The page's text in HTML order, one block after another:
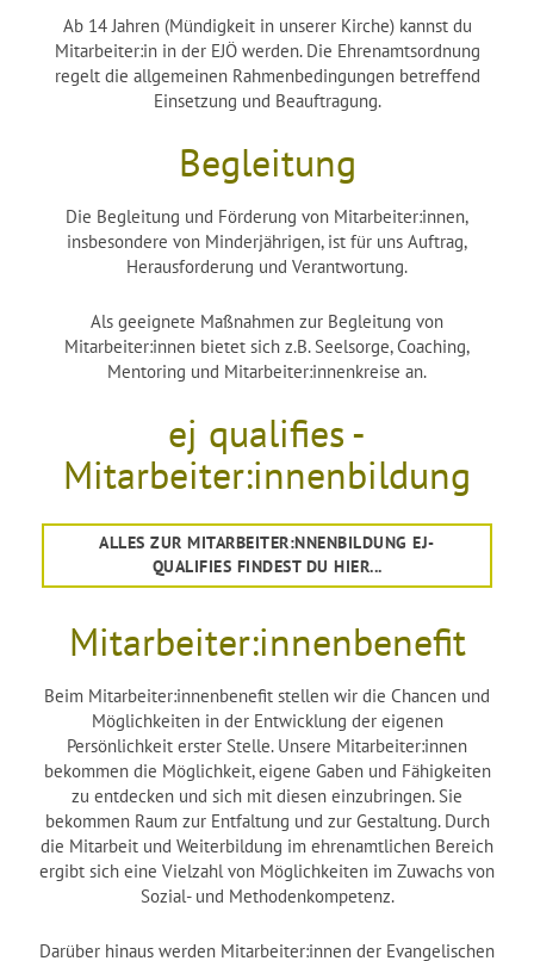
Ab 14 Jahren (Mündigkeit in unserer Kirche) kannst du
Mitarbeiter:in in der EJÖ werden. Die Ehrenamtsordnung
regelt die allgemeinen Rahmenbedingungen betreffend
Einsetzung und Beauftragung.
Begleitung
Die Begleitung und Förderung von Mitarbeiter:innen,
insbesondere von Minderjährigen, ist für uns Auftrag,
Herausforderung und Verantwortung.
Als geeignete Maßnahmen zur Begleitung von
Mitarbeiter:innen bietet sich z.B. Seelsorge, Coaching,
Mentoring und Mitarbeiter:innenkreise an.
ej qualifies -
Mitarbeiter:innenbildung
ALLES ZUR MITARBEITER:NNENBILDUNG EJ-
QUALIFIES FINDEST DU HIER...
Mitarbeiter:innenbenefit
Beim Mitarbeiter:innenbenefit stellen wir die Chancen und
Möglichkeiten in der Entwicklung der eigenen
Persönlichkeit erster Stelle. Unsere Mitarbeiter:innen
bekommen die Möglichkeit, eigene Gaben und Fähigkeiten
zu entdecken und sich mit diesen einzubringen. Sie
bekommen Raum zur Entfaltung und zur Gestaltung. Durch
die Mitarbeit und Weiterbildung im ehrenamtlichen Bereich
ergibt sich eine Vielzahl von Möglichkeiten im Zuwachs von
Sozial- und Methodenkompetenz.
Darüber hinaus werden Mitarbeiter:innen der Evangelischen